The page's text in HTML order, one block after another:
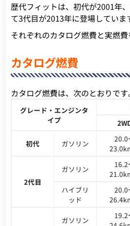
歴代フィットは、初代が2001年
て3代目が2013年に登場していま
それぞれのカタログ燃費と実燃費
カタログ燃費
カタログ燃費は、次のとおりです
グレード・エンジンタ
イプ
初代 ガソリン
20.0
2代目
ガソリン
16.2
ハイブリ
ッド
20.0
ガソリン
19.2